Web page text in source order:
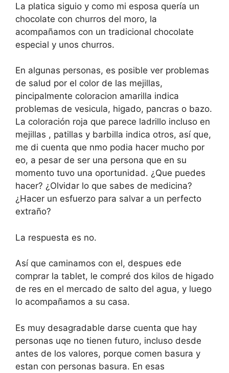
La platica siguio y como mi esposa quería un
chocolate con churros del moro, la
acompañamos con un tradicional chocolate
especial y unos churros.
En algunas personas, es posible ver problemas
de salud por el color de las mejillas,
pincipalmente coloracion amarilla indica
problemas de vesicula, higado, pancras o bazo.
La coloración roja que parece ladrillo incluso en
mejillas , patillas y barbilla indica otros, así que,
me di cuenta que nmo podia hacer mucho por
eo, a pesar de ser una persona que en su
momento tuvo una oportunidad. ¿Que puedes
hacer? ¿Olvidar lo que sabes de medicina?
¿Hacer un esfuerzo para salvar a un perfecto
extraño?
La respuesta es no.
Así que caminamos con el, despues ede
comprar la tablet, le compré dos kilos de higado
de res en el mercado de salto del agua, y luego
lo acompañamos a su casa.
Es muy desagradable darse cuenta que hay
personas uqe no tienen futuro, incluso desde
antes de los valores, porque comen basura y
estan con personas basura. En esas